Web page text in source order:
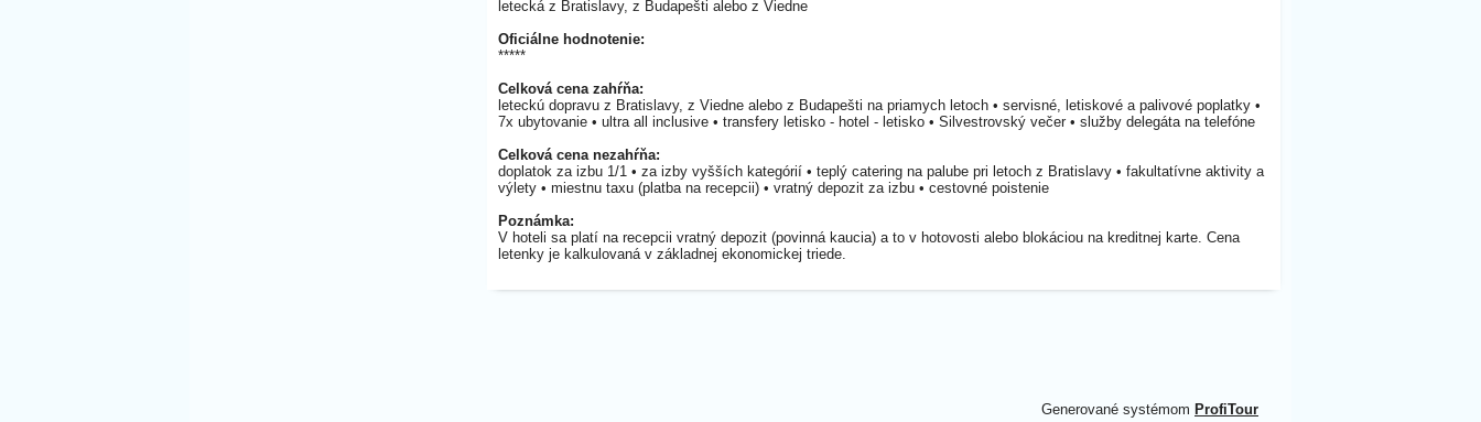
letecká z Bratislavy, z Budapešti alebo z Viedne
Oficiálne hodnotenie:
*****
Celková cena zahŕňa:
leteckú dopravu z Bratislavy, z Viedne alebo z Budapešti na priamych letoch • servisné, letiskové a palivové poplatky •
7x ubytovanie • ultra all inclusive • transfery letisko - hotel - letisko • Silvestrovský večer • služby delegáta na telefóne
Celková cena nezahŕňa:
doplatok za izbu 1/1 • za izby vyšších kategórií • teplý catering na palube pri letoch z Bratislavy • fakultatívne aktivity a
výlety • miestnu taxu (platba na recepcii) • vratný depozit za izbu • cestovné poistenie
Poznámka:
V hoteli sa platí na recepcii vratný depozit (povinná kaucia) a to v hotovosti alebo blokáciou na kreditnej karte. Cena
letenky je kalkulovaná v základnej ekonomickej triede.
Generované systémom ProfiTour